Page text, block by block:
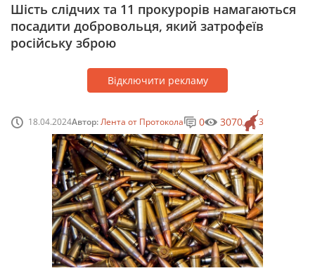
Шість слідчих та 11 прокурорів намагаються
посадити добровольця, який затрофеїв
російську зброю
Відключити рекламу
18.04.2024Автор:Лента от Протокола 3
0 3070